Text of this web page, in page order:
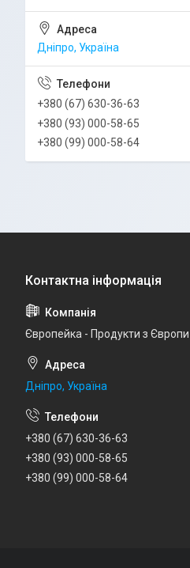
Дніпро, Україна
+380 (67) 630-36-63
+380 (93) 000-58-65
+380 (99) 000-58-64
Європейка - Продукти з Європи
Дніпро, Україна
+380 (67) 630-36-63
+380 (93) 000-58-65
+380 (99) 000-58-64